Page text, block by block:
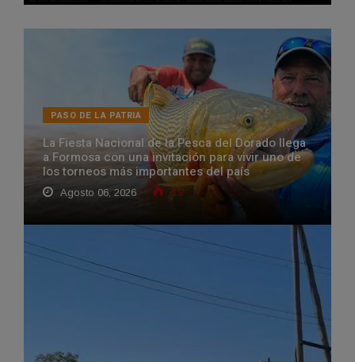
PASO DE LA PATRIA
La Fiesta Nacional de la Pesca del Dorado llega
a Formosa con una invitación para vivir uno de
los torneos más importantes del país
Agosto 06, 2026 19